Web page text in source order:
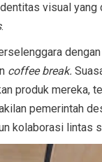
visual
.
coffee break.
produk mereka,
pemerintah
kolaborasi lintas